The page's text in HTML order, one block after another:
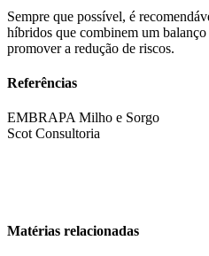
Sempre que possível, é
híbridos que combinem um balanço
promover a redução de riscos.
Referências
EMBRAPA Milho e Sorgo
Scot Consultoria
Matérias relacionadas